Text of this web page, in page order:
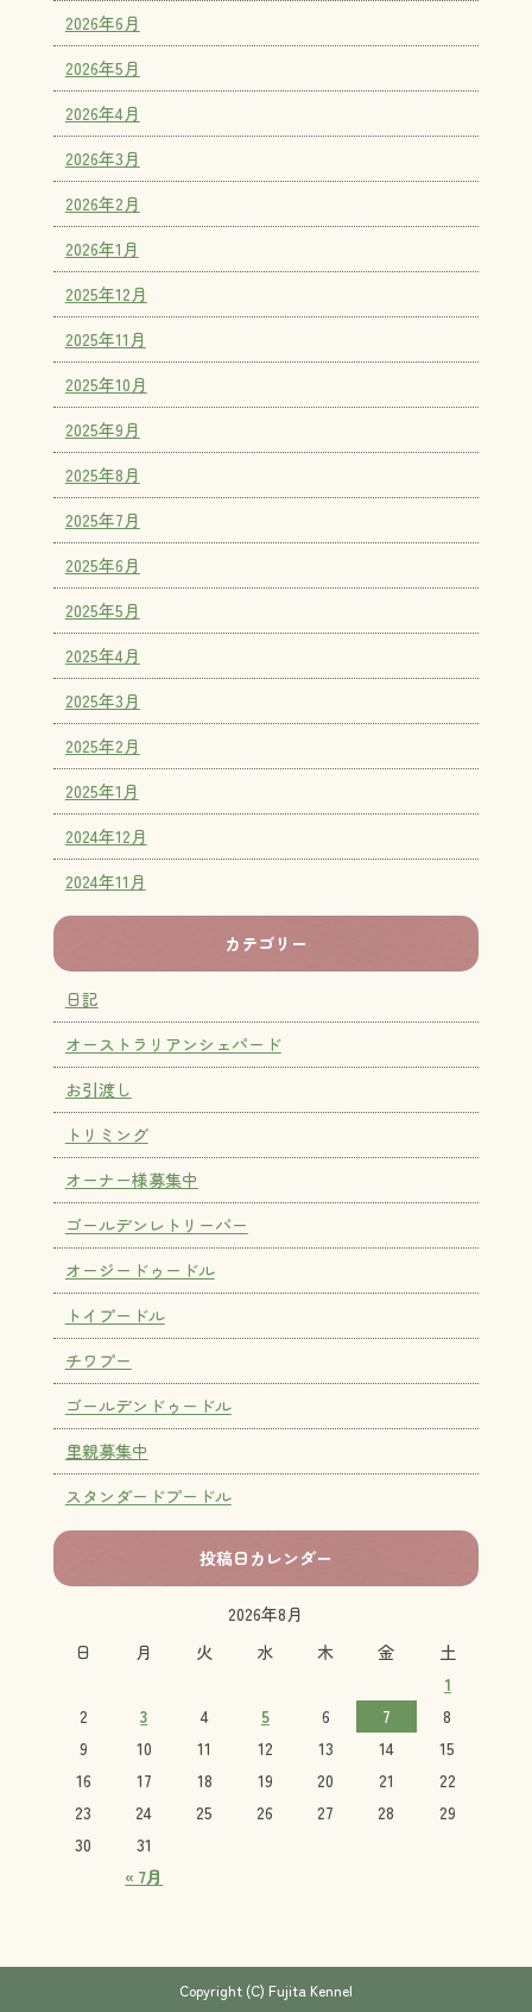
2026年6月
2026年5月
2026年4月
2026年3月
2026年2月
2026年1月
2025年12月
2025年11月
2025年10月
2025年9月
2025年8月
2025年7月
2025年6月
2025年5月
2025年4月
2025年3月
2025年2月
2025年1月
2024年12月
2024年11月
カテゴリー
日記
オーストラリアンシェパード
お引渡し
トリミング
オーナー様募集中
ゴールデンレトリーバー
オージードゥードル
トイプードル
チワプー
ゴールデンドゥードル
里親募集中
スタンダードプードル
投稿日カレンダー
2026年8月
日
月 火 水 木 金 土
« 7月
1
2
3 4 5 6 7
8
9
10 11 12 13 14
15
16
17 18 19 20 21
22
23
24 25 26 27 28
29
30
31
Copyright (C) Fujita Kennel